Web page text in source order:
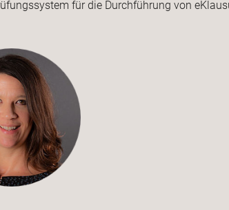
für die Durchführung von